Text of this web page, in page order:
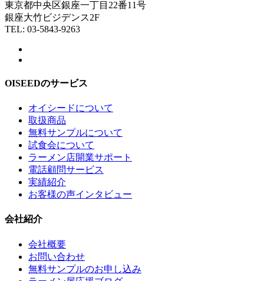
東京都中央区銀座一丁目22番11号
銀座大竹ビジデンス2F
TEL: 03-5843-9263
OISEEDのサービス
オイシードについて
取扱商品
無料サンプルについて
試食会について
ラーメン店開業サポート
電話顧問サービス
実績紹介
お客様の声インタビュー
会社紹介
会社概要
お問い合わせ
無料サンプルのお申し込み